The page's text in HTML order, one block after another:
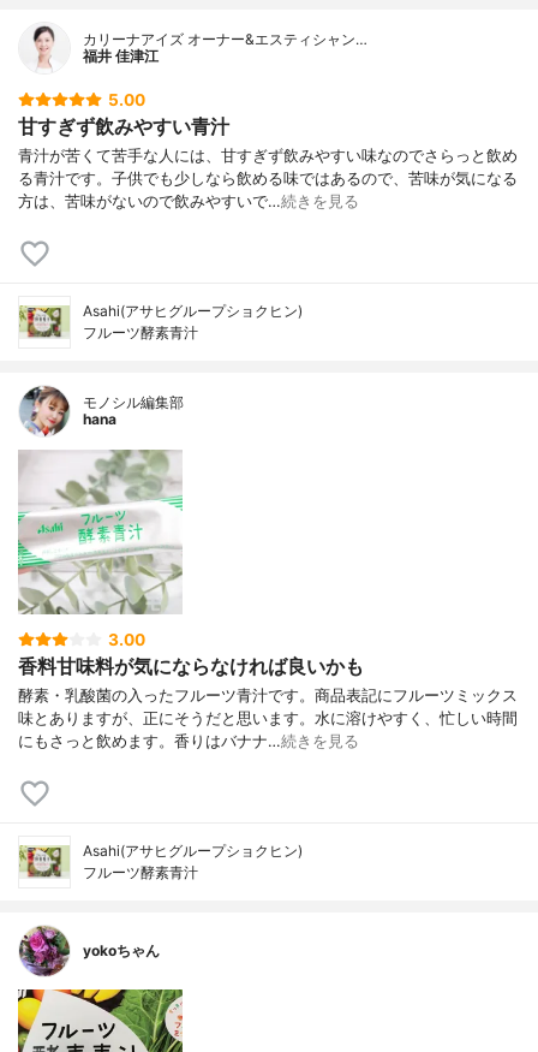
物発酵エキス末（オレンジ・くるみ・ご
カリーナアイズ オーナー&エスティシャン…
福井 佳津江
5.00
甘すぎず飲みやすい青汁
青汁が苦くて苦手な人には、甘すぎず飲みやすい味なのでさらっと飲め
る青汁です。子供でも少しなら飲める味ではあるので、苦味が気になる
方は、苦味がないので飲みやすいで…続きを見る
Asahi(アサヒグループショクヒン)
フルーツ酵素青汁
モノシル編集部
hana
3.00
香料甘味料が気にならなければ良いかも
酵素・乳酸菌の入ったフルーツ青汁です。商品表記にフルーツミックス
味とありますが、正にそうだと思います。水に溶けやすく、忙しい時間
にもさっと飲めます。香りはバナナ…続きを見る
Asahi(アサヒグループショクヒン)
フルーツ酵素青汁
yokoちゃん